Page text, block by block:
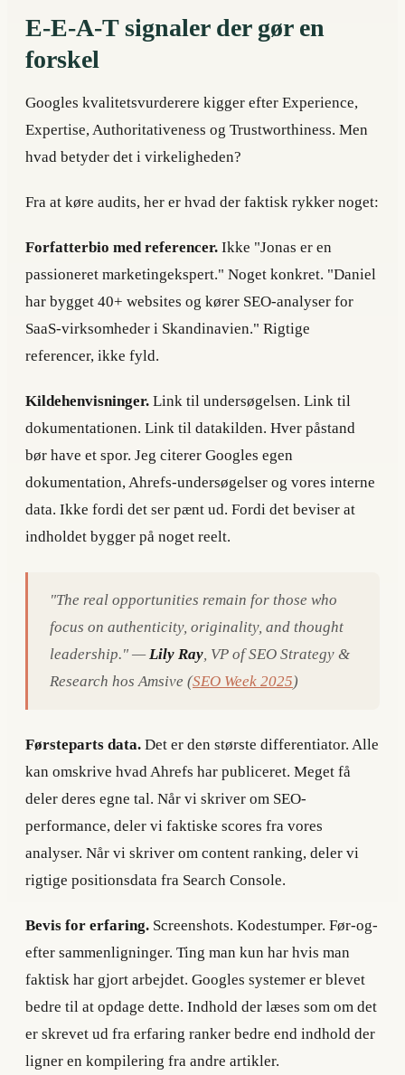
E-E-A-T signaler der gør en
forskel
Googles kvalitetsvurderere kigger efter Experience,
Expertise, Authoritativeness og Trustworthiness. Men
hvad betyder det i virkeligheden?
Fra at køre audits, her er hvad der faktisk rykker noget:
Forfatterbio med referencer. Ikke "Jonas er en
passioneret marketingekspert." Noget konkret. "Daniel
har bygget 40+ websites og kører SEO-analyser for
SaaS-virksomheder i Skandinavien." Rigtige
referencer, ikke fyld.
Kildehenvisninger. Link til undersøgelsen. Link til
dokumentationen. Link til datakilden. Hver påstand
bør have et spor. Jeg citerer Googles egen
dokumentation, Ahrefs-undersøgelser og vores interne
data. Ikke fordi det ser pænt ud. Fordi det beviser at
indholdet bygger på noget reelt.
"The real opportunities remain for those who
focus on authenticity, originality, and thought
leadership." — Lily Ray , VP of SEO Strategy &
Research hos Amsive (SEO Week 2025)
Førsteparts data. Det er den største differentiator. Alle
kan omskrive hvad Ahrefs har publiceret. Meget få
deler deres egne tal. Når vi skriver om SEO-
performance, deler vi faktiske scores fra vores
analyser. Når vi skriver om content ranking, deler vi
rigtige positionsdata fra Search Console.
Bevis for erfaring. Screenshots. Kodestumper. Før-og-
efter sammenligninger. Ting man kun har hvis man
faktisk har gjort arbejdet. Googles systemer er blevet
bedre til at opdage dette. Indhold der læses som om det
er skrevet ud fra erfaring ranker bedre end indhold der
ligner en kompilering fra andre artikler.